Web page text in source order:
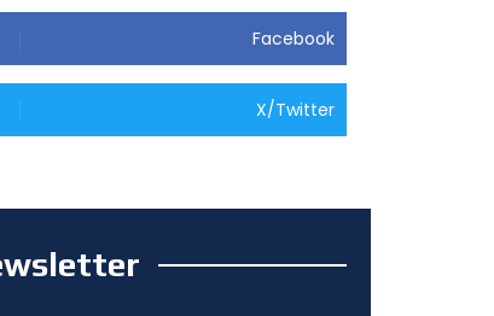
Facebook
X/Twitter